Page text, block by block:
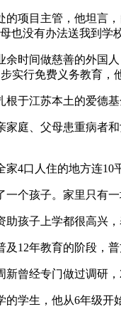
的项目主管，他坦言
也没有办法送我到
余时间做慈善的外国
实行免费义务教育，
于江苏本土的爱德
家庭、父母患重病者
4口人住的地方连10
个孩子。家里只有
孩子上学都很高兴
12年教育的阶段，
曾经专门做过调研
学生，他从6年级